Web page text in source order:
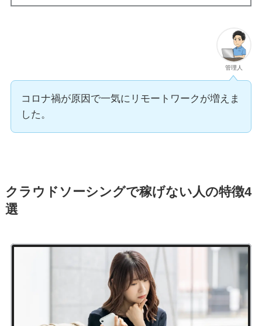
管理人
コロナ禍が原因で一気にリモートワークが増えま
した。
クラウドソーシングで稼げない人の特徴4
選